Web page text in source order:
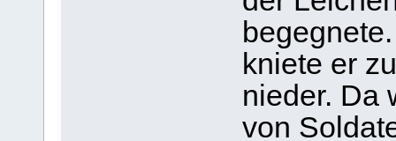
kniete er
nieder. Da
von